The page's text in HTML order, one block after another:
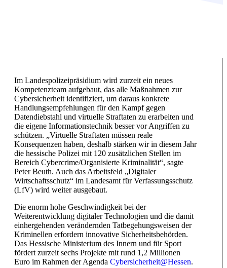
Im Landespolizeipräsidium wird zurzeit ein neues
Kompetenzteam aufgebaut, das alle Maßnahmen zur
Cybersicherheit identifiziert, um daraus konkrete
Handlungsempfehlungen für den Kampf gegen
Datendiebstahl und virtuelle Straftaten zu erarbeiten und
die eigene Informationstechnik besser vor Angriffen zu
schützen. „Virtuelle Straftaten müssen reale
Konsequenzen haben, deshalb stärken wir in diesem Jahr
die hessische Polizei mit 120 zusätzlichen Stellen im
Bereich Cybercrime/Organisierte Kriminalität“, sagte
Peter Beuth. Auch das Arbeitsfeld „Digitaler
Wirtschaftsschutz“ im Landesamt für Verfassungsschutz
(LfV) wird weiter ausgebaut.
Die enorm hohe Geschwindigkeit bei der
Weiterentwicklung digitaler Technologien und die damit
einhergehenden verändernden Tatbegehungsweisen der
Kriminellen erfordern innovative Sicherheitsbehörden.
Das Hessische Ministerium des Innern und für Sport
fördert zurzeit sechs Projekte mit rund 1,2 Millionen
Euro im Rahmen der Agenda Cybersicherheit@Hessen.